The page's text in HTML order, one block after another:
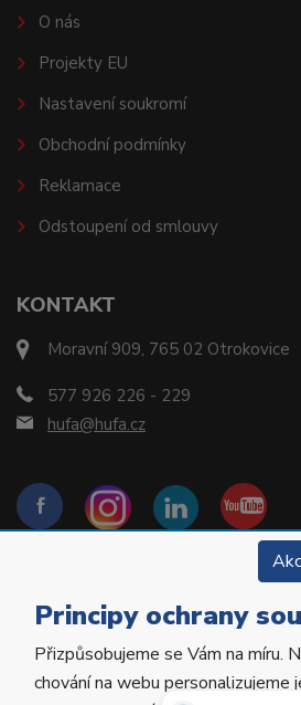
KONTAKT
Moravní 909, 765 02 Otrokovice
577 926 226 - 229
hufa@hufa.cz
O nás
Projekty EU
Nastavení soukromí
Obchodní podmínky
Reklamace
Odstoupení od smlouvy
Copyright © 2022 Hu-Fa Dental
vyhrazena.
Principy ochrany
Přizpůsobujeme se Vám na míru.
chování na webu personalizujeme
Potřebujete poradit?